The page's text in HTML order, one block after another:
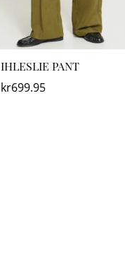
IHLESLIE PANT
kr699.95